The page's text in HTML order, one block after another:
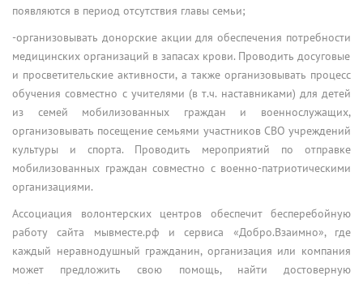
появляются в период отсутствия главы семьи;
-организовывать донорские акции для обеспечения потребности
медицинских организаций в запасах крови. Проводить досуговые
и просветительские активности, а также организовывать процесс
обучения совместно с учителями (в т.ч. наставниками) для детей
из семей мобилизованных граждан и военнослужащих,
организовывать посещение семьями участников СВО учреждений
культуры и спорта. Проводить мероприятий по отправке
мобилизованных граждан совместно с военно-патриотическими
организациями.
Ассоциация волонтерских центров обеспечит бесперебойную
работу сайта мывместе.рф и сервиса «Добро.Взаимно», где
каждый неравнодушный гражданин, организация или компания
может предложить свою помощь, найти достоверную